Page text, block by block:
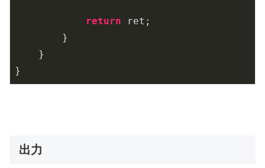
return ret;
        }
    }
出力